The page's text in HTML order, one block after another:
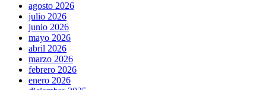
agosto 2026
julio 2026
junio 2026
mayo 2026
abril 2026
marzo 2026
febrero 2026
enero 2026